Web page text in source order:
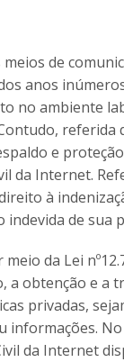
de
anos
no ambiente
referida
e
da Internet.
à
indevida de sua
da Lei
a obtenção e a
privadas,
informações.
da Internet